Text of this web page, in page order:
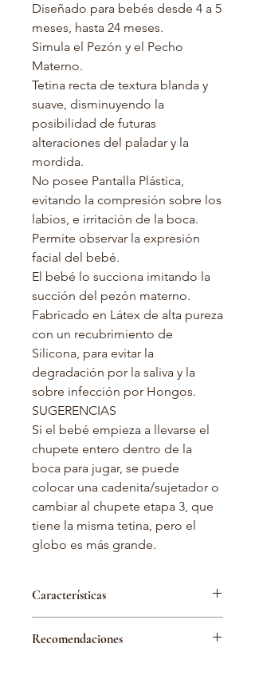
Diseñado para bebés desde 4 a 5
meses, hasta 24 meses.
Simula el Pezón y el Pecho
Materno.
Tetina recta de textura blanda y
suave, disminuyendo la
posibilidad de futuras
alteraciones del paladar y la
mordida.
No posee Pantalla Plástica,
evitando la compresión sobre los
labios, e irritación de la boca.
Permite observar la expresión
facial del bebé.
El bebé lo succiona imitando la
succión del pezón materno.
Fabricado en Látex de alta pureza
con un recubrimiento de
Silicona, para evitar la
degradación por la saliva y la
sobre infección por Hongos.
SUGERENCIAS
Si el bebé empieza a llevarse el
chupete entero dentro de la
boca para jugar, se puede
colocar una cadenita/sujetador o
cambiar al chupete etapa 3, que
tiene la misma tetina, pero el
globo es más grande.
Características
anatómicamente similar al pezón y
Recomendaciones